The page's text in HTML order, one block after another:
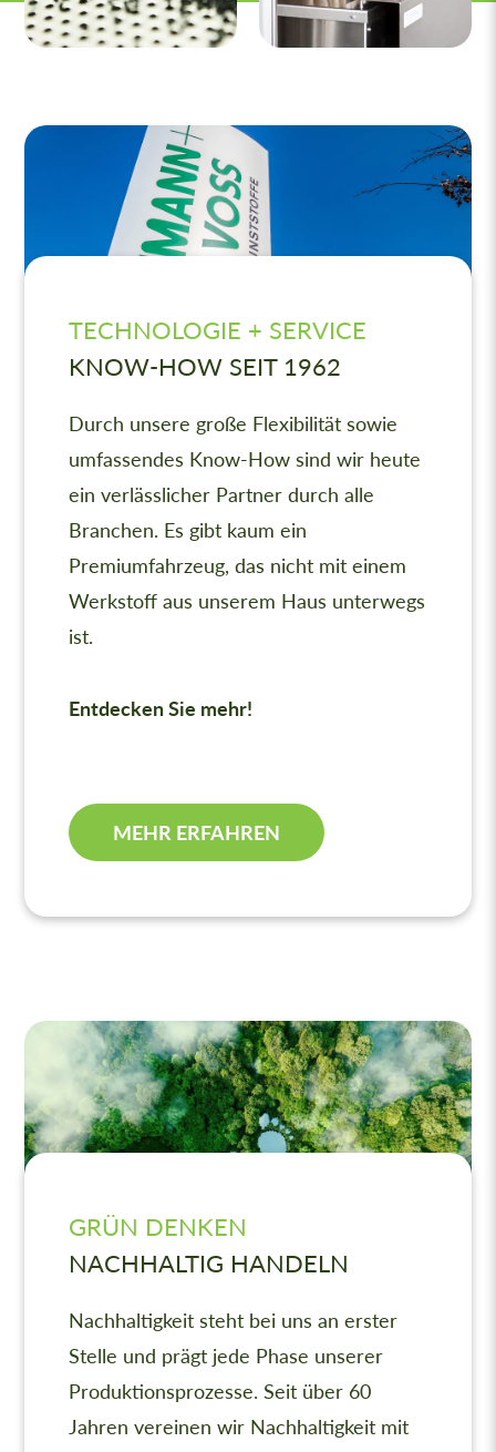
TECHNOLOGIE + SERVICE
KNOW-HOW SEIT 1962
Durch unsere große Flexibilität sowie
umfassendes Know-How sind wir heute
ein verlässlicher Partner durch alle
Branchen. Es gibt kaum ein
Premiumfahrzeug, das nicht mit einem
Werkstoff aus unserem Haus unterwegs
ist.
Entdecken Sie mehr!
MEHR ERFAHREN
GRÜN DENKEN
NACHHALTIG HANDELN
Nachhaltigkeit steht bei uns an erster
Stelle und prägt jede Phase unserer
Produktionsprozesse. Seit über 60
Jahren vereinen wir Nachhaltigkeit mit